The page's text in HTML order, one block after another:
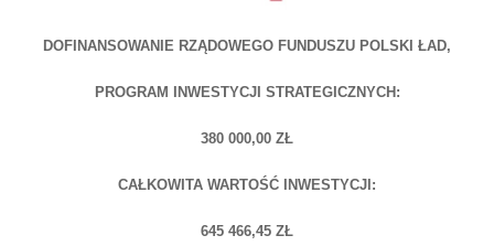
DOFINANSOWANIE RZĄDOWEGO FUNDUSZU POLSKI ŁAD,
PROGRAM INWESTYCJI STRATEGICZNYCH:
380 000,00 ZŁ
CAŁKOWITA WARTOŚĆ INWESTYCJI:
645 466,45 ZŁ